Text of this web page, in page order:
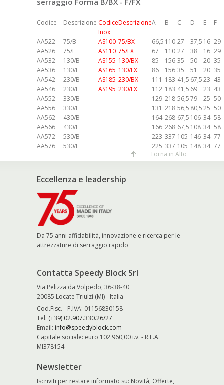
serraggio Forma B/BX - F/FX
Codice Descrizione Codice
Inox
DescrizioneA B C D E F
AA522 75/B AS100 75/BX 66,5 110 27 37,5 16 29
AA526
75/F AS110 75/FX 67 110 27 38 16 29
AA532
130/B AS155 130/BX 85 156 35 50 20 35
AA536
130/F AS165 130/FX 86 156 35 51 20 35
AA542
230/B AS185 230/BX 111 183 41,5 67,523 43
AA546
230/F AS195 230/FX 112 183 41,5 69 23 43
AA552
330/B 129 218 56,579 25 50
AA556
330/F 131 218 56,5 80,525 50
AA562
430/B 164 268 67,5 106 34 58
AA566
430/F 166 268 67,5 108 34 58
AA572
530/B 223 337 105 146 34 77
AA576
530/F 225 337 105 148 34 77
Eccellenza e leadership
Da 75 anni affidabilità, innovazione e ricerca per le
attrezzature di serraggio rapido
Contatta Speedy Block Srl
Via Pelizza da Volpedo, 36-38-40
20085 Locate Triulzi (MI) - Italia
Cod.Fisc. - P.IVA: 01156830158
Tel. (+39) 02.907.330.26/27
Email: info@speedyblock.com
Capitale sociale: euro 102.960,00 i.v. - R.E.A.
MI378154
Newsletter
Iscriviti per restare informato su: Novità, Offerte,
Torna in Alto